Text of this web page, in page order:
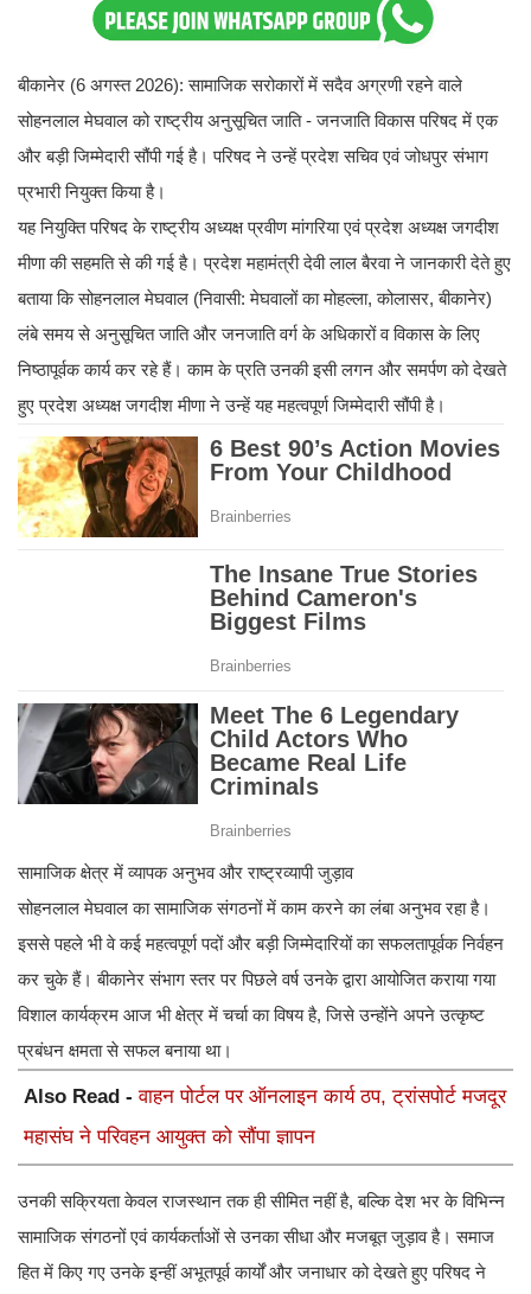
बीकानेर (6 अगस्त 2026): सामाजिक सरोकारों में सदैव अग्रणी रहने वाले
सोहनलाल मेघवाल को राष्ट्रीय अनुसूचित जाति - जनजाति विकास परिषद में एक
और बड़ी जिम्मेदारी सौंपी गई है। परिषद ने उन्हें प्रदेश सचिव एवं जोधपुर संभाग
प्रभारी नियुक्त किया है।
यह नियुक्ति परिषद के राष्ट्रीय अध्यक्ष प्रवीण मांगरिया एवं प्रदेश अध्यक्ष जगदीश
मीणा की सहमति से की गई है। प्रदेश महामंत्री देवी लाल बैरवा ने जानकारी देते हुए
बताया कि सोहनलाल मेघवाल (निवासी: मेघवालों का मोहल्ला, कोलासर, बीकानेर)
लंबे समय से अनुसूचित जाति और जनजाति वर्ग के अधिकारों व विकास के लिए
निष्ठापूर्वक कार्य कर रहे हैं। काम के प्रति उनकी इसी लगन और समर्पण को देखते
हुए प्रदेश अध्यक्ष जगदीश मीणा ने उन्हें यह महत्वपूर्ण जिम्मेदारी सौंपी है।
सामाजिक क्षेत्र में व्यापक अनुभव और राष्ट्रव्यापी जुड़ाव
सोहनलाल मेघवाल का सामाजिक संगठनों में काम करने का लंबा अनुभव रहा है।
इससे पहले भी वे कई महत्वपूर्ण पदों और बड़ी जिम्मेदारियों का सफलतापूर्वक निर्वहन
कर चुके हैं। बीकानेर संभाग स्तर पर पिछले वर्ष उनके द्वारा आयोजित कराया गया
विशाल कार्यक्रम आज भी क्षेत्र में चर्चा का विषय है, जिसे उन्होंने अपने उत्कृष्ट
प्रबंधन क्षमता से सफल बनाया था।
Also Read -वाहन पोर्टल पर ऑनलाइन कार्य ठप, ट्रांसपोर्ट मजदूर
महासंघ ने परिवहन आयुक्त को सौंपा ज्ञापन
उनकी सक्रियता केवल राजस्थान तक ही सीमित नहीं है, बल्कि देश भर के विभिन्न
सामाजिक संगठनों एवं कार्यकर्ताओं से उनका सीधा और मजबूत जुड़ाव है। समाज
हित में किए गए उनके इन्हीं अभूतपूर्व कार्यों और जनाधार को देखते हुए परिषद ने